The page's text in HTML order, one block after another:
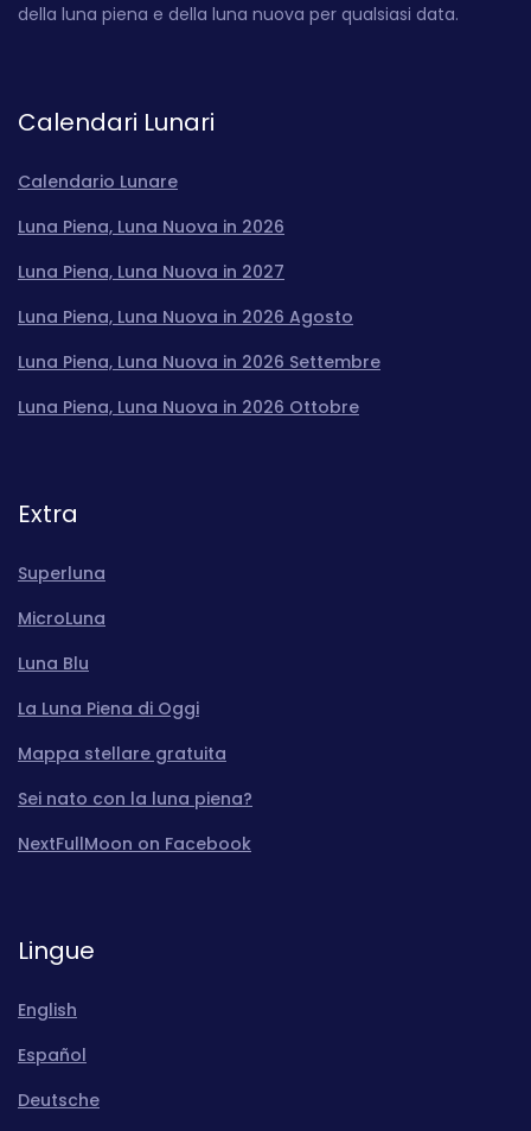
della luna piena e della luna nuova per qualsiasi data.
Calendari Lunari
Calendario Lunare
Luna Piena, Luna Nuova in 2026
Luna Piena, Luna Nuova in 2027
Luna Piena, Luna Nuova in 2026 Agosto
Luna Piena, Luna Nuova in 2026 Settembre
Luna Piena, Luna Nuova in 2026 Ottobre
Extra
Superluna
MicroLuna
Luna Blu
La Luna Piena di Oggi
Mappa stellare gratuita
Sei nato con la luna piena?
NextFullMoon on Facebook
Lingue
English
Español
Deutsche